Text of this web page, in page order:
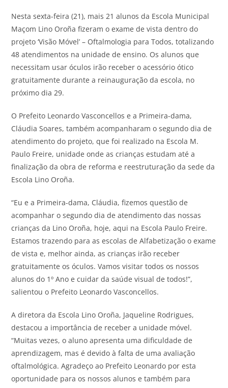
Nesta sexta-feira (21), mais 21 alunos da Escola Municipal
Maçom Lino Oroña fizeram o exame de vista dentro do
projeto ‘Visão Móvel’ – Oftalmologia para Todos, totalizando
48 atendimentos na unidade de ensino. Os alunos que
necessitam usar óculos irão receber o acessório ótico
gratuitamente durante a reinauguração da escola, no
próximo dia 29.
O Prefeito Leonardo Vasconcellos e a Primeira-dama,
Cláudia Soares, também acompanharam o segundo dia de
atendimento do projeto, que foi realizado na Escola M.
Paulo Freire, unidade onde as crianças estudam até a
finalização da obra de reforma e reestruturação da sede da
Escola Lino Oroña.
“Eu e a Primeira-dama, Cláudia, fizemos questão de
acompanhar o segundo dia de atendimento das nossas
crianças da Lino Oroña, hoje, aqui na Escola Paulo Freire.
Estamos trazendo para as escolas de Alfabetização o exame
de vista e, melhor ainda, as crianças irão receber
gratuitamente os óculos. Vamos visitar todos os nossos
alunos do 1º Ano e cuidar da saúde visual de todos!”,
salientou o Prefeito Leonardo Vasconcellos.
A diretora da Escola Lino Oroña, Jaqueline Rodrigues,
destacou a importância de receber a unidade móvel.
“Muitas vezes, o aluno apresenta uma dificuldade de
aprendizagem, mas é devido à falta de uma avaliação
oftalmológica. Agradeço ao Prefeito Leonardo por esta
oportunidade para os nossos alunos e também para